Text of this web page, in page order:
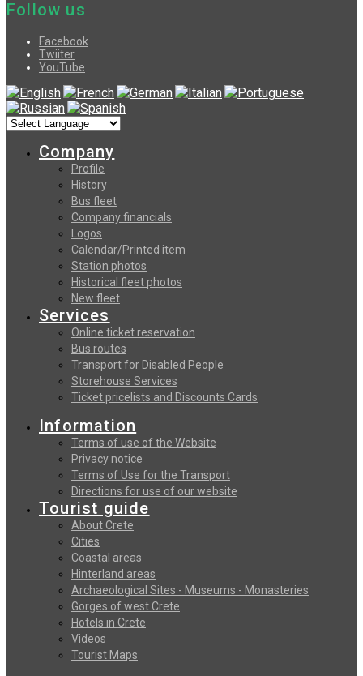
Follow us
Facebook
Twiiter
YouTube
Company
Profile
History
Bus fleet
Company financials
Logos
Calendar/Printed item
Station photos
Historical fleet photos
New fleet
Services
Online ticket reservation
Bus routes
Transport for Disabled People
Storehouse Services
Ticket pricelists and Discounts Cards
Information
Terms of use of the Website
Privacy notice
Terms of Use for the Transport
Directions for use of our website
Tourist guide
About Crete
Cities
Coastal areas
Hinterland areas
Archaeological Sites - Museums - Monasteries
Gorges of west Crete
Hotels in Crete
Videos
Tourist Maps